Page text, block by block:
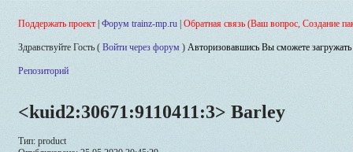
Поддержать проект Форум trainz-mp.ru Обратная связь (Ваш вопрос, Создание
Здравствуйте Гость ( Войти через форум ) Авторизовавшись Вы сможете
Репозиторий
<kuid2:30671:9110411:3> Barley
Тип: product